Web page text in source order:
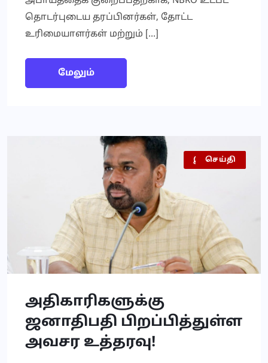
தொடர்புடைய தரப்பினர்கள், தோட்ட
உரிமையாளர்கள் மற்றும் […]
மேலும்
அரசியல்
இலங்கை
செய்தி
அதிகாரிகளுக்கு
ஜனாதிபதி பிறப்பித்துள்ள
அவசர உத்தரவு!